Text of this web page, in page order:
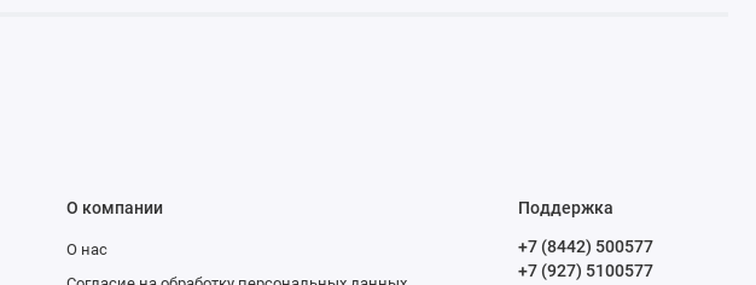
О компании
О нас
Поддержка
+7 (8442) 500577
+7 (927) 5100577